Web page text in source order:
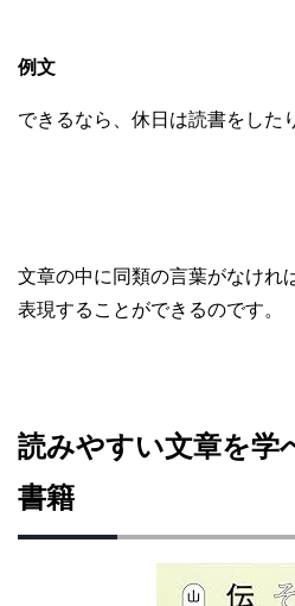
例文
できるなら、休日は読書をした
文章の中に同類の言葉がなけれ
表現することができるのです。
読みやすい文章を学
書籍